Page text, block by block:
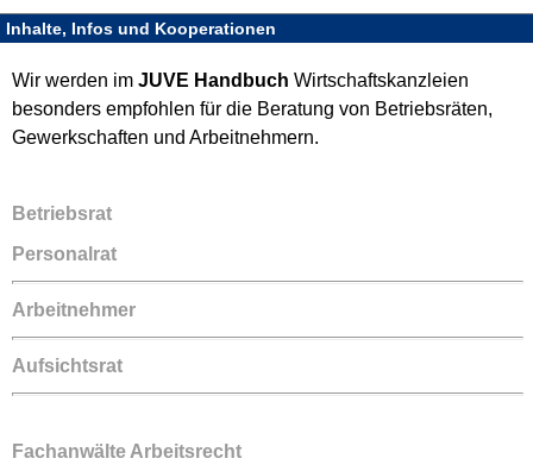
Inhalte, Infos und Kooperationen
Wir werden im JUVE Handbuch Wirtschaftskanzleien
besonders empfohlen für die Beratung von Betriebsräten,
Gewerkschaften und Arbeitnehmern.
Betriebsrat
Personalrat
Arbeitnehmer
Aufsichtsrat
Fachanwälte Arbeitsrecht